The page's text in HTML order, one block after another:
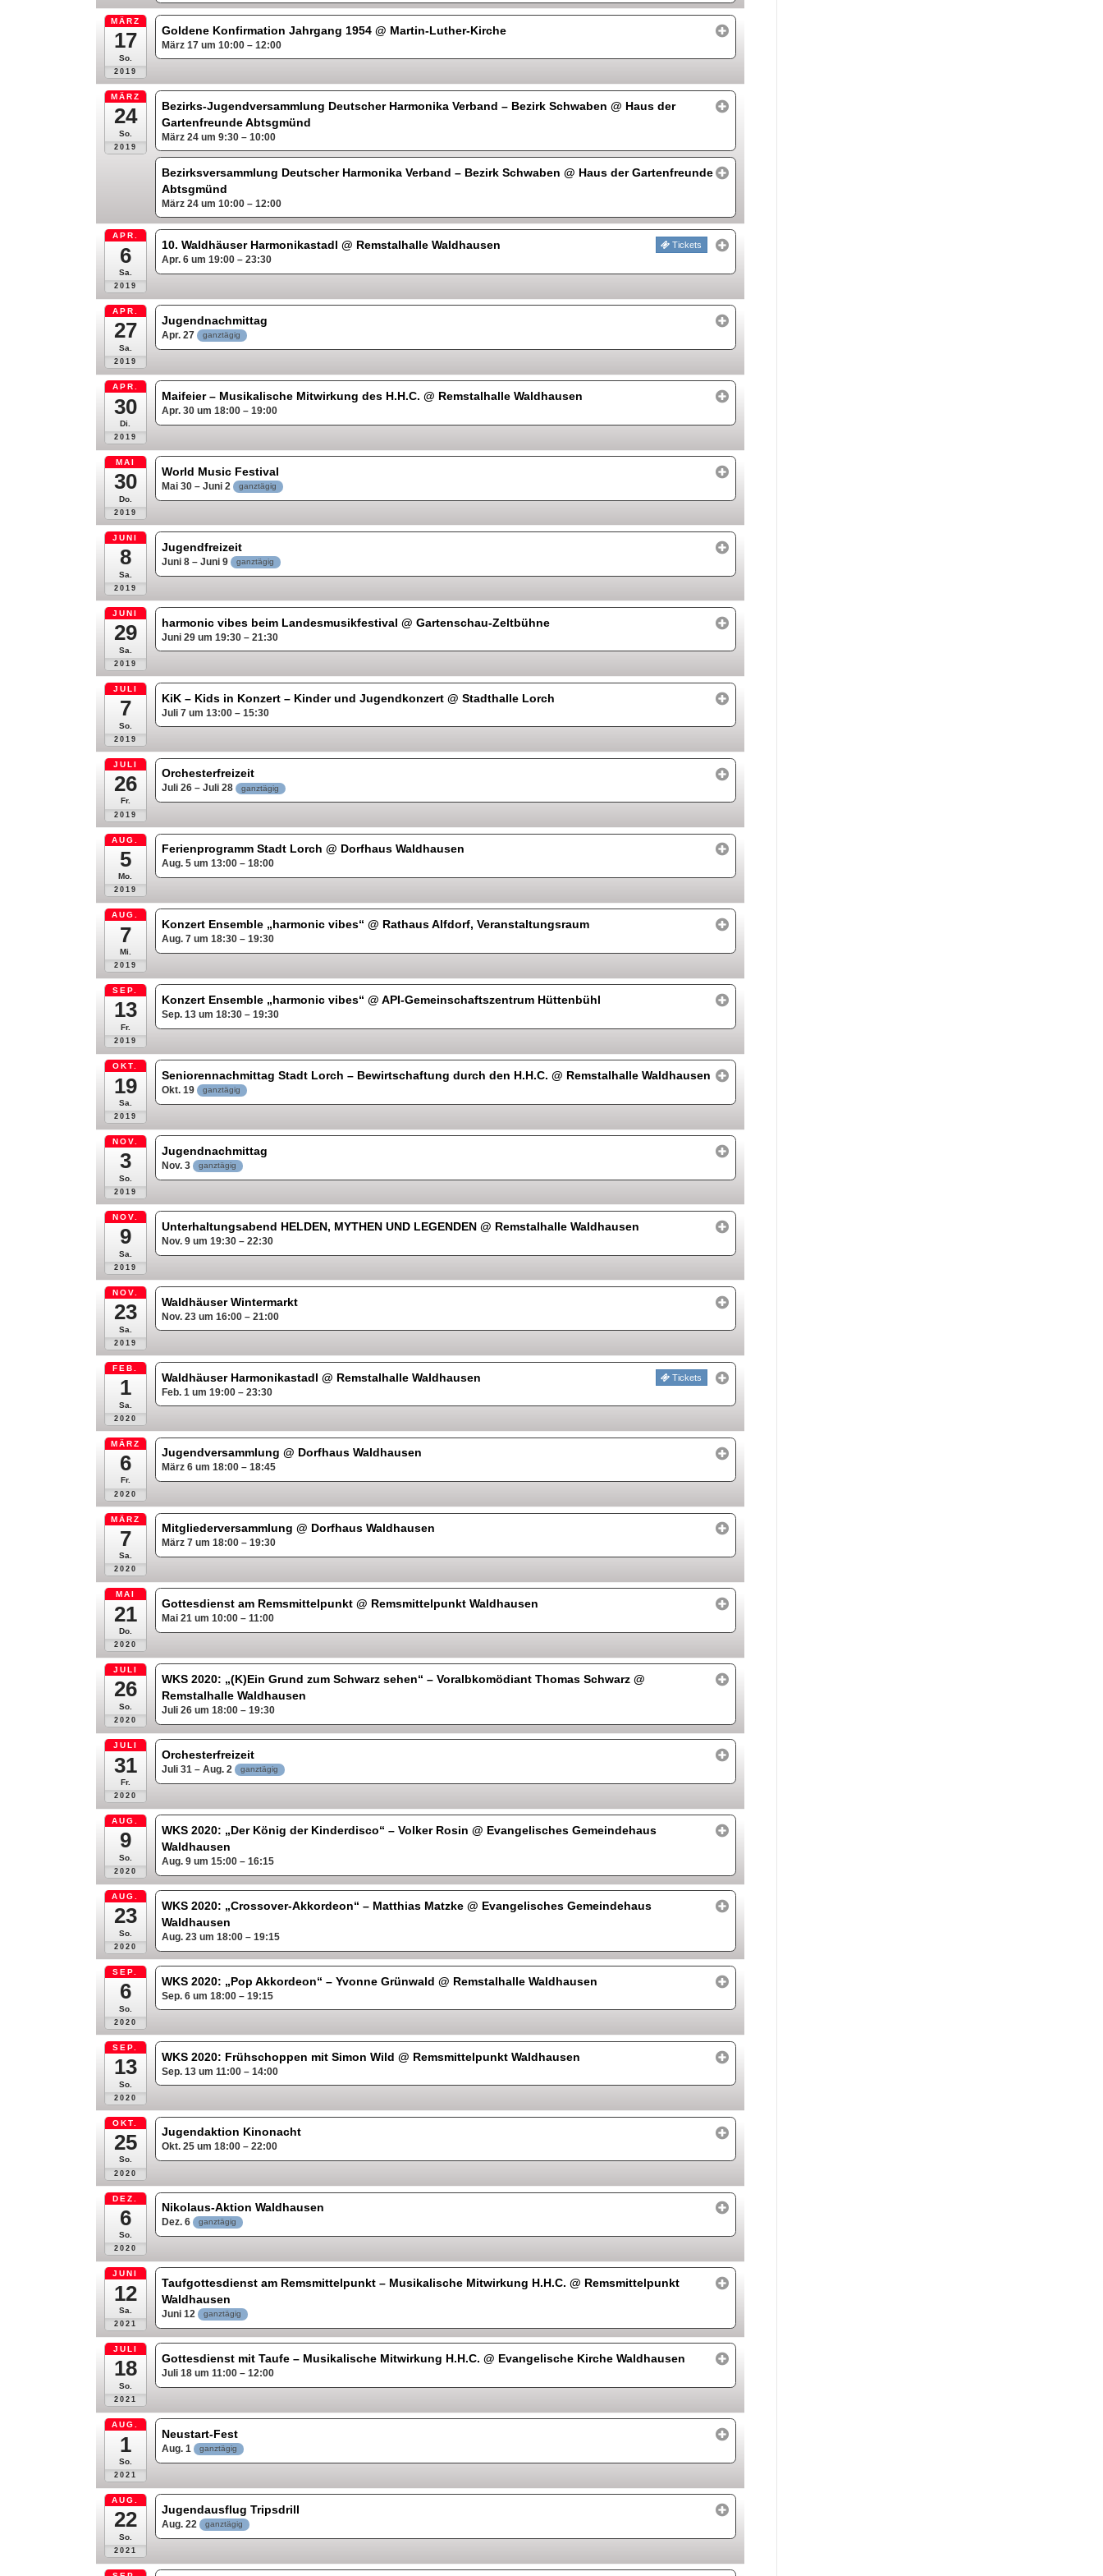
MÄRZ
17
So.
2019
Goldene Konfirmation Jahrgang 1954@ Martin-Luther-Kirche
März 17 um 10:00 – 12:00
MÄRZ
24
So.
2019
Bezirks-Jugendversammlung Deutscher Harmonika Verband – Bezirk Schwaben@ Haus der
Gartenfreunde Abtsgmünd
März 24 um 9:30 – 10:00
Bezirksversammlung Deutscher Harmonika Verband – Bezirk Schwaben@ Haus der Gartenfreunde
Abtsgmünd
März 24 um 10:00 – 12:00
APR.
6
Sa.
2019
10. Waldhäuser Harmonikastadl@ Remstalhalle Waldhausen Tickets
Apr. 6 um 19:00 – 23:30
APR.
27
Sa.
2019
Jugendnachmittag
Apr. 27 ganztägig
APR.
30
Di.
2019
Maifeier – Musikalische Mitwirkung des H.H.C.@ Remstalhalle Waldhausen
Apr. 30 um 18:00 – 19:00
MAI
30
Do.
2019
World Music Festival
Mai 30 – Juni 2 ganztägig
JUNI
8
Sa.
2019
Jugendfreizeit
Juni 8 – Juni 9 ganztägig
JUNI
29
Sa.
2019
harmonic vibes beim Landesmusikfestival@ Gartenschau-Zeltbühne
Juni 29 um 19:30 – 21:30
JULI
7
So.
2019
KiK – Kids in Konzert – Kinder und Jugendkonzert@ Stadthalle Lorch
Juli 7 um 13:00 – 15:30
JULI
26
Fr.
2019
Orchesterfreizeit
Juli 26 – Juli 28 ganztägig
AUG.
5
Mo.
2019
Ferienprogramm Stadt Lorch@ Dorfhaus Waldhausen
Aug. 5 um 13:00 – 18:00
AUG.
7
Mi.
2019
Konzert Ensemble „harmonic vibes“@ Rathaus Alfdorf, Veranstaltungsraum
Aug. 7 um 18:30 – 19:30
SEP.
13
Fr.
2019
Konzert Ensemble „harmonic vibes“@ API-Gemeinschaftszentrum Hüttenbühl
Sep. 13 um 18:30 – 19:30
OKT.
19
Sa.
2019
Seniorennachmittag Stadt Lorch – Bewirtschaftung durch den H.H.C.@ Remstalhalle Waldhausen
Okt. 19 ganztägig
NOV.
3
So.
2019
Jugendnachmittag
Nov. 3 ganztägig
NOV.
9
Sa.
2019
Unterhaltungsabend HELDEN, MYTHEN UND LEGENDEN@ Remstalhalle Waldhausen
Nov. 9 um 19:30 – 22:30
NOV.
23
Sa.
2019
Waldhäuser Wintermarkt
Nov. 23 um 16:00 – 21:00
FEB.
1
Sa.
2020
Waldhäuser Harmonikastadl@ Remstalhalle Waldhausen Tickets
Feb. 1 um 19:00 – 23:30
MÄRZ
6
Fr.
2020
Jugendversammlung@ Dorfhaus Waldhausen
März 6 um 18:00 – 18:45
MÄRZ
7
Sa.
2020
Mitgliederversammlung@ Dorfhaus Waldhausen
März 7 um 18:00 – 19:30
MAI
21
Do.
2020
Gottesdienst am Remsmittelpunkt@ Remsmittelpunkt Waldhausen
Mai 21 um 10:00 – 11:00
JULI
26
So.
2020
WKS 2020: „(K)Ein Grund zum Schwarz sehen“ – Voralbkomödiant Thomas Schwarz@
Remstalhalle Waldhausen
Juli 26 um 18:00 – 19:30
JULI
31
Fr.
2020
Orchesterfreizeit
Juli 31 – Aug. 2 ganztägig
AUG.
9
So.
2020
WKS 2020: „Der König der Kinderdisco“ – Volker Rosin@ Evangelisches Gemeindehaus
Waldhausen
Aug. 9 um 15:00 – 16:15
AUG.
23
So.
2020
WKS 2020: „Crossover-Akkordeon“ – Matthias Matzke@ Evangelisches Gemeindehaus
Waldhausen
Aug. 23 um 18:00 – 19:15
SEP.
6
So.
2020
WKS 2020: „Pop Akkordeon“ – Yvonne Grünwald@ Remstalhalle Waldhausen
Sep. 6 um 18:00 – 19:15
SEP.
13
So.
2020
WKS 2020: Frühschoppen mit Simon Wild@ Remsmittelpunkt Waldhausen
Sep. 13 um 11:00 – 14:00
OKT.
25
So.
2020
Jugendaktion Kinonacht
Okt. 25 um 18:00 – 22:00
DEZ.
6
So.
2020
Nikolaus-Aktion Waldhausen
Dez. 6 ganztägig
JUNI
12
Sa.
2021
Taufgottesdienst am Remsmittelpunkt – Musikalische Mitwirkung H.H.C.@ Remsmittelpunkt
Waldhausen
Juni 12 ganztägig
JULI
18
So.
2021
Gottesdienst mit Taufe – Musikalische Mitwirkung H.H.C.@ Evangelische Kirche Waldhausen
Juli 18 um 11:00 – 12:00
AUG.
1
So.
2021
Neustart-Fest
Aug. 1 ganztägig
AUG.
22
So.
2021
Jugendausflug Tripsdrill
Aug. 22 ganztägig